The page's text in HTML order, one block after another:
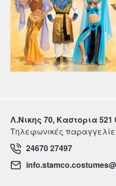
Λ.Νικης 70, Καστορια
Τηλεφωνικές
24670 27497